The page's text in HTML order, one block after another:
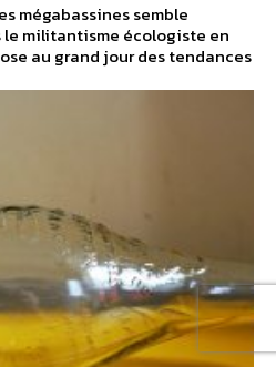
mégabassines semble
le militantisme écologiste en
au grand jour des tendances